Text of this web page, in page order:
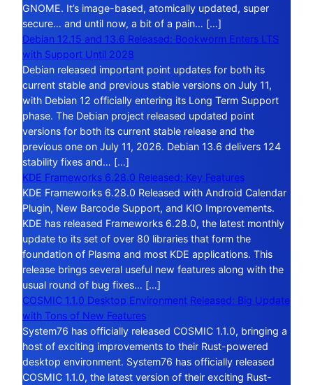
GNOME. It’s image-based, atomically updated, super
secure… and until now, a bit of a pain… […]
Debian 12.15 and 13.6 Released: Bookworm Enters LTS
with Support Until 2028
Debian released important point updates for both its
current stable and previous stable versions on July 11,
with Debian 12 officially entering its Long Term Support
phase. The Debian project released updated point
versions for both its current stable release and the
previous one on July 11, 2026. Debian 13.6 delivers 124
stability fixes and… […]
KDE Frameworks 6.28.0 Released: Key Features
KDE Frameworks 6.28.0 Released with Android Calendar
Plugin, New Barcode Support, and KIO Improvements.
KDE has released Frameworks 6.28.0, the latest monthly
update to its set of over 80 libraries that form the
foundation of Plasma and most KDE applications. This
release brings several useful new features along with the
usual round of bug fixes… […]
COSMIC 1.1.0 Desktop Environment Released: Big Update
with Tons of New Features
System76 has officially released COSMIC 1.1.0, bringing a
host of exciting improvements to their Rust-powered
desktop environment. System76 has officially released
COSMIC 1.1.0, the latest version of their exciting Rust-